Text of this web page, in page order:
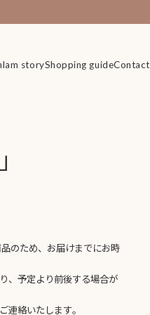
storyShopping guideContact
storyShopping guideContact
のため、お届けまでにお時
、予定より前後する場合が
連絡いたします。